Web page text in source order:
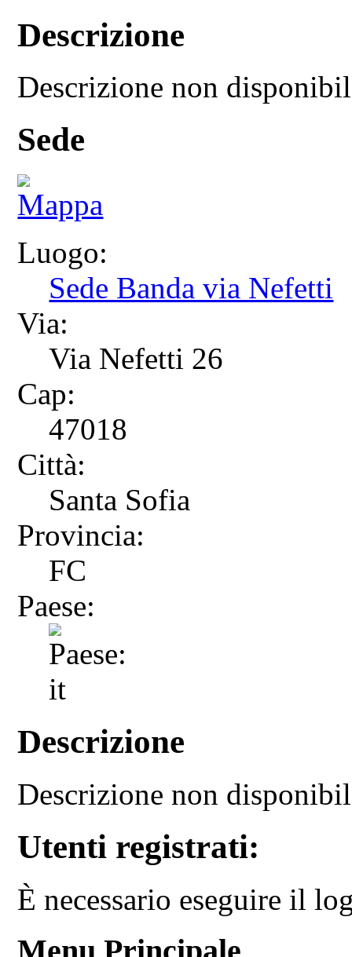
Descrizione
Descrizione non
Sede
Luogo:
Sede Banda via Nefetti
Via:
Via Nefetti 26
Cap:
47018
Città:
Santa Sofia
Provincia:
FC
Paese:
Descrizione
Descrizione non
Utenti registrati:
È necessario eseguire il